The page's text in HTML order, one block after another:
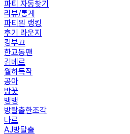
파티 자동찾기
리뷰/통계
파티원 랭킹
후기 라운지
킹부끄
한교동팬
김베르
월하독작
공아
방꽃
뱅뱅
방탈출한조각
나르
AJ방탈출